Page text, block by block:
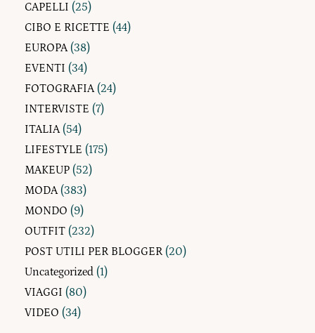
CAPELLI (25)
CIBO E RICETTE (44)
EUROPA(38)
EVENTI (34)
FOTOGRAFIA(24)
INTERVISTE (7)
ITALIA(54)
LIFESTYLE (175)
MAKEUP (52)
MODA(383)
MONDO (9)
OUTFIT (232)
POST UTILI PER BLOGGER (20)
Uncategorized (1)
VIAGGI (80)
VIDEO (34)